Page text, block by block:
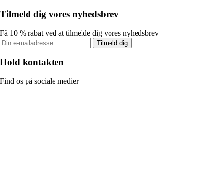
Tilmeld dig vores nyhedsbrev
Få 10 % rabat ved at tilmelde dig vores nyhedsbrev
Tilmeld dig
Hold kontakten
Find os på sociale medier